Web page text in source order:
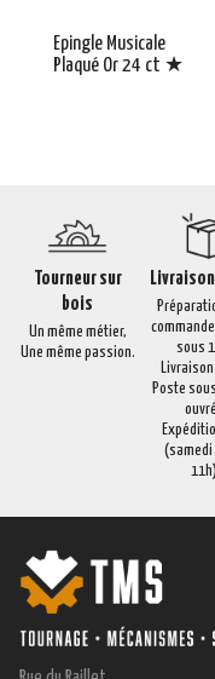
Epingle Musicale
Plaqué Or 24 ct ★
Tourneur sur
bois
Un même métier,
Une même passion.
commande
sous
Poste
(samedi